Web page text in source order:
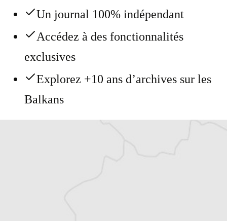
Un journal 100% indépendant
Accédez à des fonctionnalités
exclusives
Explorez +10 ans d’archives sur les
Balkans